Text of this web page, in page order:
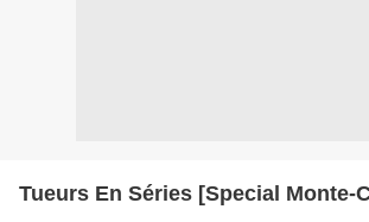
Tueurs En Séries [Special Monte-